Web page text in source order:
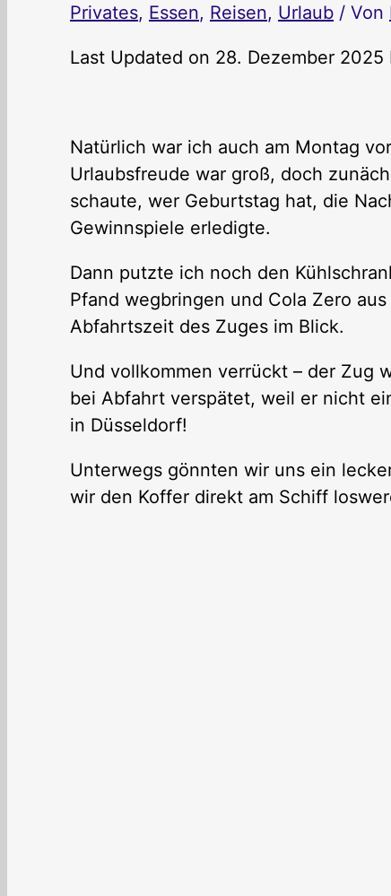
Privates, Essen, Reisen, Urlaub / Von
Last Updated on 28. Dezember 2025
Natürlich war ich auch am Montag
Urlaubsfreude war groß, doch
schaute, wer Geburtstag hat, die
Gewinnspiele erledigte.
Dann putzte ich noch den
Pfand wegbringen und Cola Zero
Abfahrtszeit des Zuges im Blick.
Und vollkommen verrückt – der Zug
bei Abfahrt verspätet, weil er nicht
in Düsseldorf!
Unterwegs gönnten wir uns ein
wir den Koffer direkt am Schiff